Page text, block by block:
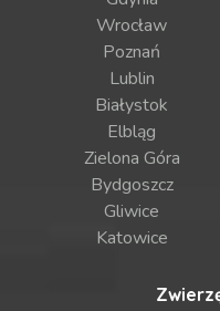
Wrocław
Poznań
Lublin
Białystok
Elbląg
Zielona Góra
Bydgoszcz
Gliwice
Katowice